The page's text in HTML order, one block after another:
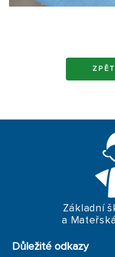
Základní
a
Důležité odkazy